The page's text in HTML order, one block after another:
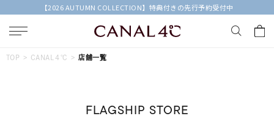
【2026 AUTUMN COLLECTION】特典付きの先行予約受付中
TOP CANAL４℃ 店舗一覧
FLAGSHIP STORE